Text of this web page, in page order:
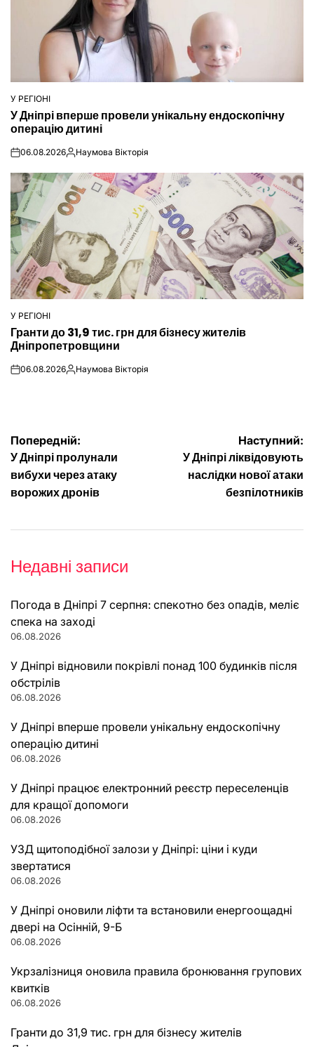
ОПУБЛІКУВАТИ
У
У РЕГІОНІ
У Дніпрі вперше провели унікальну ендоскопічну
операцію дитині
on06.08.2026Опубліковано
Наумова Вікторія
ОПУБЛІКУВАТИ
У РЕГІОНІ
Гранти до 31,9 тис. грн для бізнесу жителів
Дніпропетровщини
on06.08.2026Опубліковано
Наумова Вікторія
Навігація
записів
Попередній:
У Дніпрі пролунали
вибухи через атаку
ворожих дронів
Наступний:
У Дніпрі ліквідовують
наслідки нової атаки
безпілотників
Недавні записи
Погода в Дніпрі 7 серпня: спекотно без опадів, меліє
спека на заході
06.08.2026
У Дніпрі відновили покрівлі понад 100 будинків після
обстрілів
06.08.2026
У Дніпрі вперше провели унікальну ендоскопічну
операцію дитині
06.08.2026
У Дніпрі працює електронний реєстр переселенців
для кращої допомоги
06.08.2026
УЗД щитоподібної залози у Дніпрі: ціни і куди
звертатися
06.08.2026
У Дніпрі оновили ліфти та встановили енергоощадні
двері на Осінній, 9-Б
06.08.2026
Укрзалізниця оновила правила бронювання групових
квитків
06.08.2026
Гранти до 31,9 тис. грн для бізнесу жителів